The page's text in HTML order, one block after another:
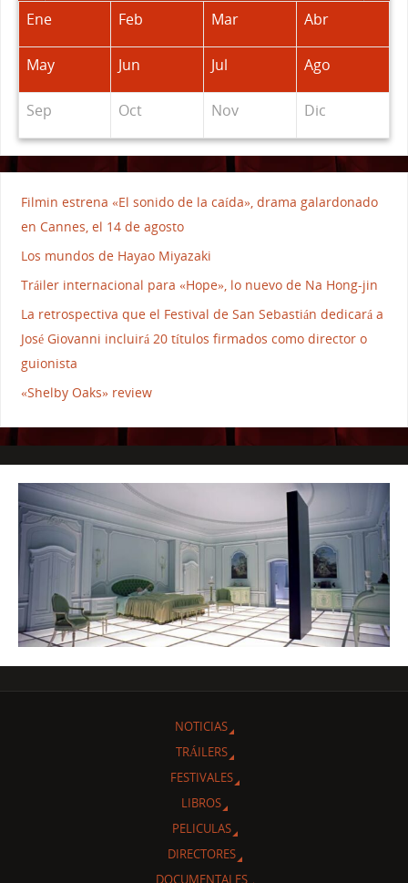
Ene Feb Mar Abr
May Jun Jul Ago
Sep Oct Nov Dic
Filmin estrena «El sonido de la caída», drama galardonado
en Cannes, el 14 de agosto
Los mundos de Hayao Miyazaki
Tráiler internacional para «Hope», lo nuevo de Na Hong-jin
La retrospectiva que el Festival de San Sebastián dedicará a
José Giovanni incluirá 20 títulos firmados como director o
guionista
«Shelby Oaks» review
NOTICIAS
TRÁILERS
FESTIVALES
LIBROS
PELICULAS
DIRECTORES
DOCUMENTALES